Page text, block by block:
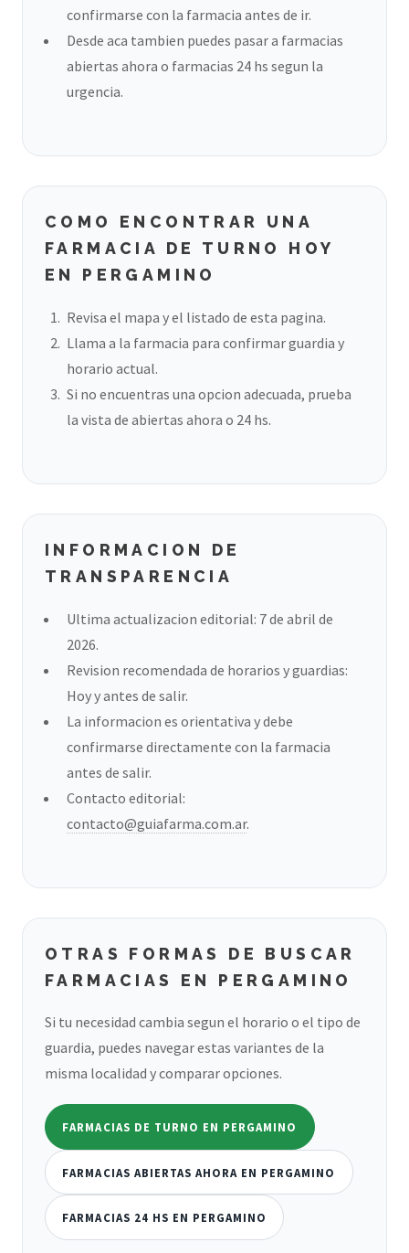
confirmarse con la farmacia antes de ir.
Desde aca tambien puedes pasar a farmacias
abiertas ahora o farmacias 24 hs segun la
urgencia.
COMO ENCONTRAR UNA
FARMACIA DE TURNO HOY
EN PERGAMINO
Revisa el mapa y el listado de esta pagina.
Llama a la farmacia para confirmar guardia y
horario actual.
Si no encuentras una opcion adecuada, prueba
la vista de abiertas ahora o 24 hs.
INFORMACION DE
TRANSPARENCIA
Ultima actualizacion editorial: 7 de abril de
2026.
Revision recomendada de horarios y guardias:
Hoy y antes de salir.
La informacion es orientativa y debe
confirmarse directamente con la farmacia
antes de salir.
Contacto editorial:
contacto@guiafarma.com.ar.
OTRAS FORMAS DE BUSCAR
FARMACIAS EN PERGAMINO
Si tu necesidad cambia segun el horario o el tipo de
guardia, puedes navegar estas variantes de la
misma localidad y comparar opciones.
FARMACIAS DE TURNO EN PERGAMINO
FARMACIAS ABIERTAS AHORA EN PERGAMINO
FARMACIAS 24 HS EN PERGAMINO